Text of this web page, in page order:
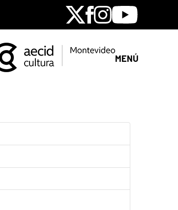
X Facebook
Instagram
Youtube
MENÚ